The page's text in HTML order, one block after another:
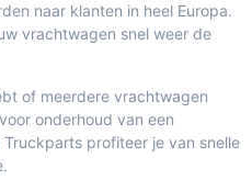
naar klanten in heel Europa.
vrachtwagen snel weer de
of meerdere vrachtwagen
onderhoud van een
Truckparts profiteer je van snelle